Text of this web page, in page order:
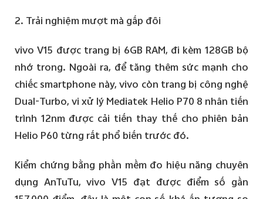
2. Trải nghiệm mượt mà gấp đôi
vivo V15 được trang bị 6GB RAM, đi kèm 128GB bộ
nhớ trong. Ngoài ra, để tăng thêm sức mạnh cho
chiếc smartphone này, vivo còn trang bị công nghệ
Dual-Turbo, vi xử lý Mediatek Helio P70 8 nhân tiến
trình 12nm được cải tiến thay thế cho phiên bản
Helio P60 từng rất phổ biến trước đó.
Kiểm chứng bằng phần mềm đo hiệu năng chuyên
dụng AnTuTu, vivo V15 đạt được điểm số gần